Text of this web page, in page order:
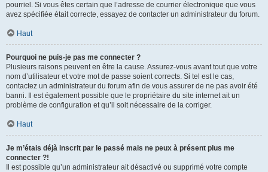
pourriel. Si vous êtes certain que l’adresse de courrier électronique que vous
avez spécifiée était correcte, essayez de contacter un administrateur du forum.
Haut
Pourquoi ne puis-je pas me connecter ?
Plusieurs raisons peuvent en être la cause. Assurez-vous avant tout que votre
nom d’utilisateur et votre mot de passe soient corrects. Si tel est le cas,
contactez un administrateur du forum afin de vous assurer de ne pas avoir été
banni. Il est également possible que le propriétaire du site internet ait un
problème de configuration et qu’il soit nécessaire de la corriger.
Haut
Je m’étais déjà inscrit par le passé mais ne peux à présent plus me
connecter ?!
Il est possible qu’un administrateur ait désactivé ou supprimé votre compte